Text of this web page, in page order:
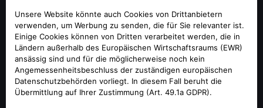
Kubikzentimeter vergrößertem Hubraum stiegen die
Leistung von 76 kW (103 PS) auf 84 kW (114 PS) und die
Höchstgeschwindigkeit auf 190 km/h.
Internationale Berühmtheit erlangte der Alfa Romeo Spider
durch seine Rolle im Kinoerfolg „Die Reifeprüfung“. Zu den